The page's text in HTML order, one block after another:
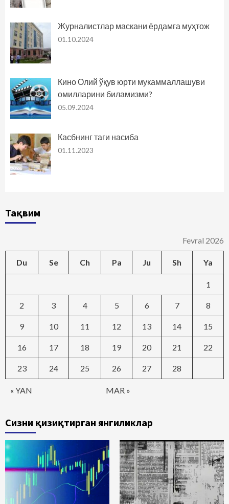
Журналистлар маскани ёрдамга муҳтож
01.10.2024
Кино Олий ўқув юрти мукаммаллашуви
омилларини биламизми?
05.09.2024
Касбнинг таги насиба
01.11.2023
Тақвим
Fevral 2026
Du Se Ch Pa Ju Sh Ya
« YAN MAR »
1
2 3 4 5 6 7 8
9 10 11 12 13 14 15
16 17 18 19 20 21 22
23 24 25 26 27 28
Сизни қизиқтирган янгиликлар